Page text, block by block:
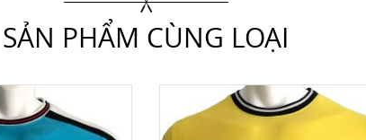
SẢN PHẨM CÙNG LOẠI